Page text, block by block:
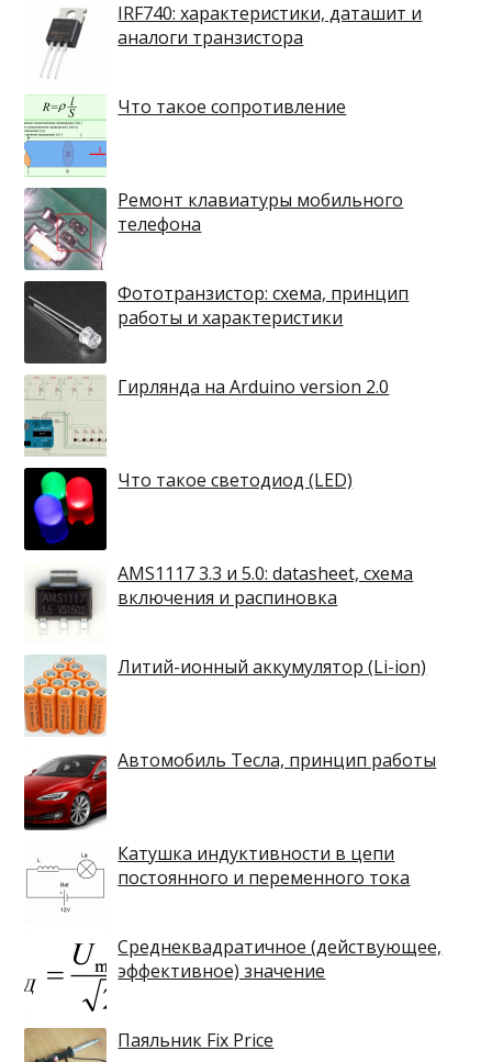
IRF740: характеристики, даташит и
аналоги транзистора
Что такое сопротивление
Ремонт клавиатуры мобильного
телефона
Фототранзистор: схема, принцип
работы и характеристики
Гирлянда на Arduino version 2.0
Что такое светодиод (LED)
AMS1117 3.3 и 5.0: datasheet, схема
включения и распиновка
Литий-ионный аккумулятор (Li-ion)
Автомобиль Тесла, принцип работы
Катушка индуктивности в цепи
постоянного и переменного тока
Среднеквадратичное (действующее,
эффективное) значение
Паяльник Fix Price